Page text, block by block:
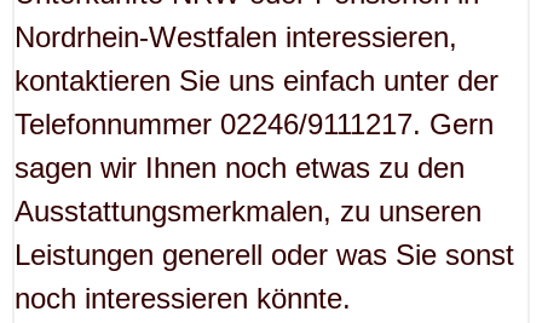
Nordrhein-Westfalen interessieren,
kontaktieren Sie uns einfach unter der
Telefonnummer 02246/9111217. Gern
sagen wir Ihnen noch etwas zu den
Ausstattungsmerkmalen, zu unseren
Leistungen generell oder was Sie sonst
noch interessieren könnte.